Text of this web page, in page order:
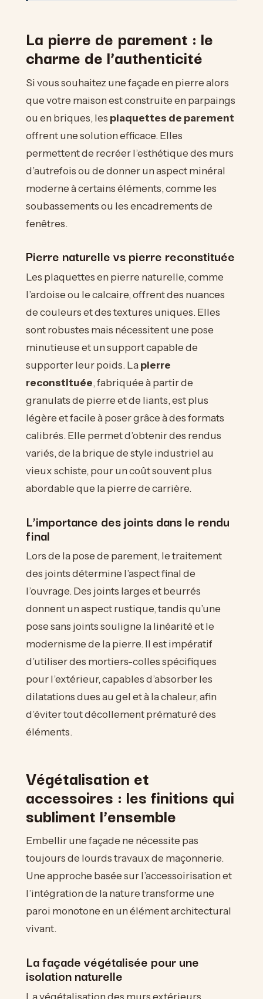
La pierre de parement : le
charme de l’authenticité
Si vous souhaitez une façade en pierre alors
que votre maison est construite en parpaings
ou en briques, les plaquettes de parement
offrent une solution efficace. Elles
permettent de recréer l’esthétique des murs
d’autrefois ou de donner un aspect minéral
moderne à certains éléments, comme les
soubassements ou les encadrements de
fenêtres.
Pierre naturelle vs pierre reconstituée
Les plaquettes en pierre naturelle, comme
l’ardoise ou le calcaire, offrent des nuances
de couleurs et des textures uniques. Elles
sont robustes mais nécessitent une pose
minutieuse et un support capable de
supporter leur poids. La pierre
reconstituée, fabriquée à partir de
granulats de pierre et de liants, est plus
légère et facile à poser grâce à des formats
calibrés. Elle permet d’obtenir des rendus
variés, de la brique de style industriel au
vieux schiste, pour un coût souvent plus
abordable que la pierre de carrière.
L’importance des joints dans le rendu
final
Lors de la pose de parement, le traitement
des joints détermine l’aspect final de
l’ouvrage. Des joints larges et beurrés
donnent un aspect rustique, tandis qu’une
pose sans joints souligne la linéarité et le
modernisme de la pierre. Il est impératif
d’utiliser des mortiers-colles spécifiques
pour l’extérieur, capables d’absorber les
dilatations dues au gel et à la chaleur, afin
d’éviter tout décollement prématuré des
éléments.
Végétalisation et
accessoires : les finitions qui
subliment l’ensemble
Embellir une façade ne nécessite pas
toujours de lourds travaux de maçonnerie.
Une approche basée sur l’accessoirisation et
l’intégration de la nature transforme une
paroi monotone en un élément architectural
vivant.
La façade végétalisée pour une
isolation naturelle
La végétalisation des murs extérieurs